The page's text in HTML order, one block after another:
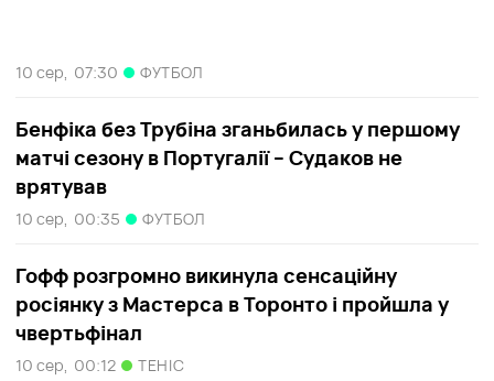
10 сер, 07:30 ФУТБОЛ
Бенфіка без Трубіна зганьбилась у першому
матчі сезону в Португалії – Судаков не
врятував
10 сер, 00:35 ФУТБОЛ
Гофф розгромно викинула сенсаційну
росіянку з Мастерса в Торонто і пройшла у
чвертьфінал
10 сер, 00:12 ТЕНІС